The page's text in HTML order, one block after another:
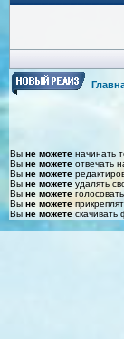
Вы не можете начинать
Вы не можете отвечать
Вы не можете
Вы не можете удалять
Вы не можете
Вы не можете
Вы не можете скачивать